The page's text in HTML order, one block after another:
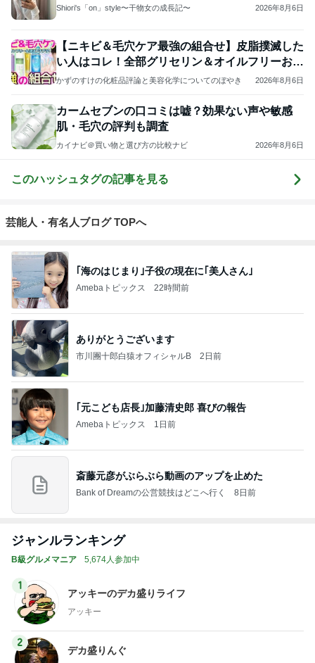
Shiori's「on」style〜干物女の成長記〜 2026年8月6日
【ニキビ＆毛穴ケア最強の組合せ】皮脂撲滅した
い人はコレ！全部グリセリン＆オイルフリーお勧
め5選！
かずのすけの化粧品評論と美容化学についてのぼやき 2026年8月6日
カームセブンの口コミは嘘？効果ない声や敏感
肌・毛穴の評判も調査
カイナビ＠買い物と選び方の比較ナビ 2026年8月6日
このハッシュタグの記事を見る
芸能人・有名人ブログ TOPへ
｢海のはじまり｣子役の現在に｢美人さん｣
Amebaトピックス 22時間前
ありがとうございます
市川團十郎白猿オフィシャルB 2日前
｢元こども店長｣加藤清史郎 喜びの報告
Amebaトピックス 1日前
斎藤元彦がぶらぶら動画のアップを止めた
Bank of Dreamの公営競技はどこへ行く 8日前
ジャンルランキング
B級グルメマニア 5,674人参加中
1
アッキーのデカ盛りライフ
アッキー
2
デカ盛りんぐ